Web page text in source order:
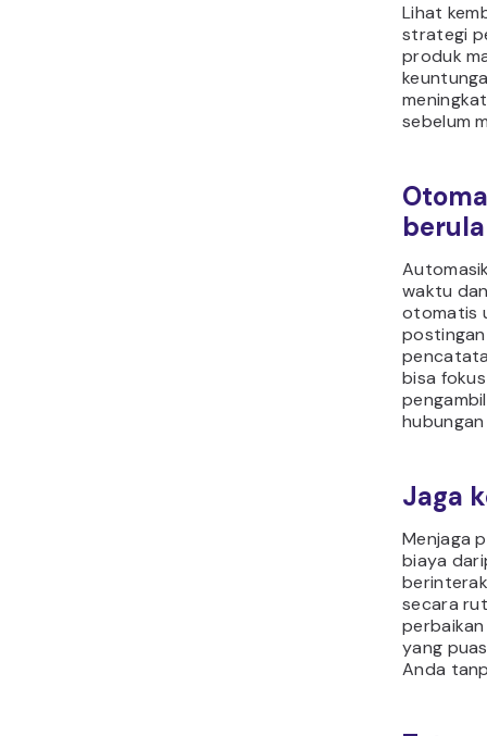
Lihat
strategi
produk
sebelum
waktu
otomatis
bisa
Jaga
Menjaga
biaya
secara
yang
Anda